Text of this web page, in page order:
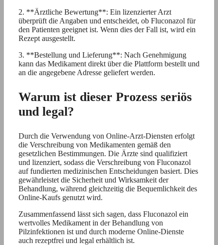
2. **Ärztliche Bewertung**: Ein lizenzierter Arzt
überprüft die Angaben und entscheidet, ob Fluconazol für
den Patienten geeignet ist. Wenn dies der Fall ist, wird ein
Rezept ausgestellt.
3. **Bestellung und Lieferung**: Nach Genehmigung
kann das Medikament direkt über die Plattform bestellt und
an die angegebene Adresse geliefert werden.
Warum ist dieser Prozess seriös
und legal?
Durch die Verwendung von Online-Arzt-Diensten erfolgt
die Verschreibung von Medikamenten gemäß den
gesetzlichen Bestimmungen. Die Ärzte sind qualifiziert
und lizenziert, sodass die Verschreibung von Fluconazol
auf fundierten medizinischen Entscheidungen basiert. Dies
gewährleistet die Sicherheit und Wirksamkeit der
Behandlung, während gleichzeitig die Bequemlichkeit des
Online-Kaufs genutzt wird.
Zusammenfassend lässt sich sagen, dass Fluconazol ein
wertvolles Medikament in der Behandlung von
Pilzinfektionen ist und durch moderne Online-Dienste
auch rezeptfrei und legal erhältlich ist.